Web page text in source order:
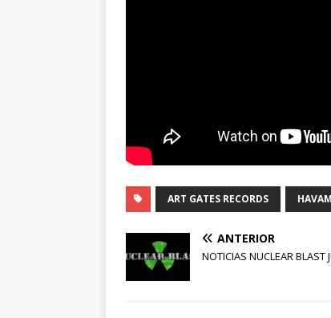
ART GATES RECORDS
ANTERIOR
NOTICIAS NUCLEAR BLAST